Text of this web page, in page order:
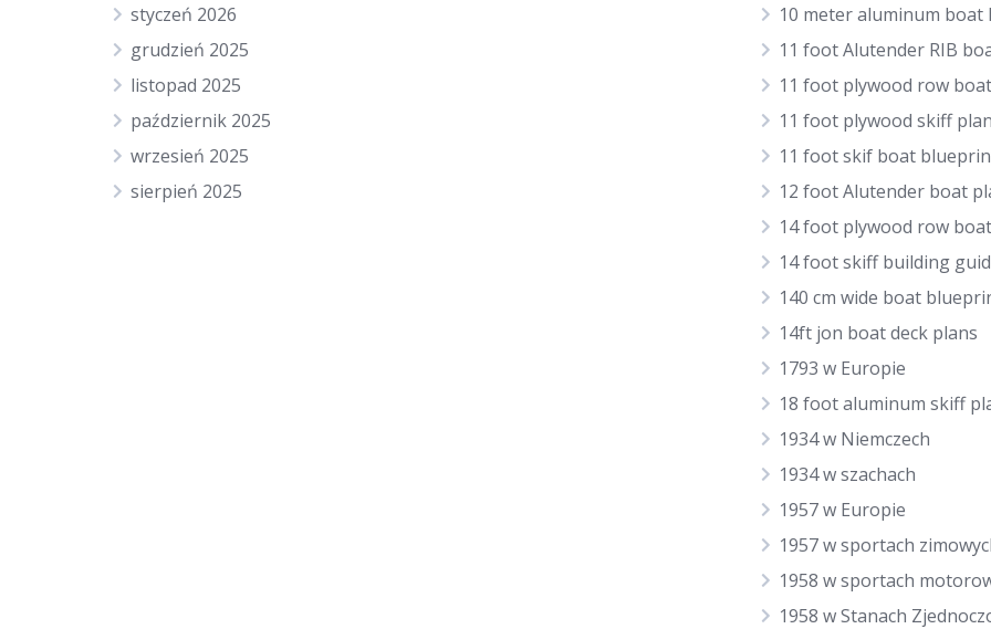
styczeń 2026
grudzień 2025
listopad 2025
październik 2025
wrzesień 2025
sierpień 2025
10 meter aluminum boat
11 foot Alutender RIB
11 foot plywood row
11 foot plywood skiff
11 foot skif boat
12 foot Alutender boat
14 foot plywood row
14 foot skiff building
140 cm wide boat
14ft jon boat deck plans
1793 w Europie
18 foot aluminum skiff
1934 w Niemczech
1934 w szachach
1957 w Europie
1957 w sportach
1958 w sportach
1958 w Stanach